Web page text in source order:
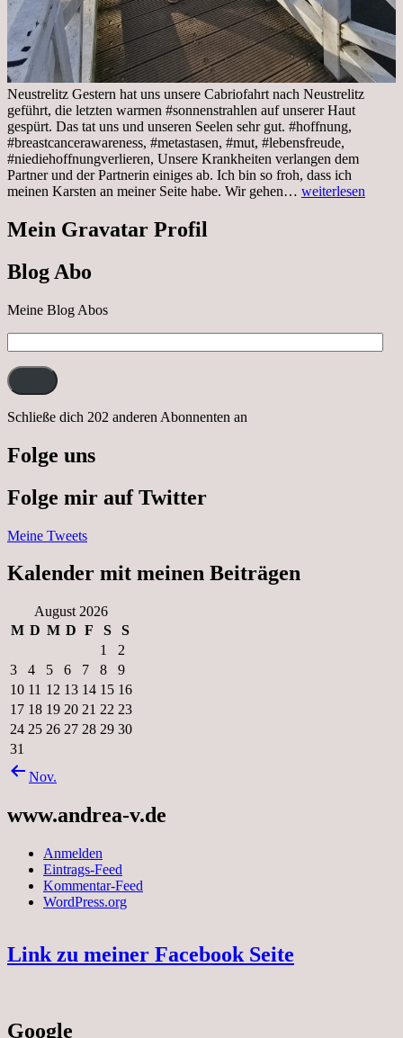
Neustrelitz Gestern hat uns unsere Cabriofahrt nach Neustrelitz
geführt, die letzten warmen #sonnenstrahlen auf unserer Haut
gespürt. Das tat uns und unseren Seelen sehr gut. #hoffnung,
#breastcancerawareness, #metastasen, #mut, #lebensfreude,
#niediehoffnungverlieren, Unsere Krankheiten verlangen dem
Partner und der Partnerin einiges ab. Ich bin so froh, dass ich
meinen Karsten an meiner Seite habe. Wir gehen… Sonnabend,
weiterlesen
Mein Gravatar Profil
Blog Abo
Meine Blog Abos
Mail-
Adresse:
Schließe dich 202 anderen Abonnenten an
Folge uns
Folge mir auf Twitter
Meine Tweets
Kalender mit meinen Beiträgen
August 2026
M D M D F S
S
1
2
3
4 5 6 7 8
9
10 11 12 13 14 15 16
17 18 19 20 21 22 23
24 25 26 27 28 29 30
31
Nov.
www.andrea-v.de
Anmelden
Eintrags-Feed
Kommentar-Feed
WordPress.org
Link zu meiner Facebook Seite
Google